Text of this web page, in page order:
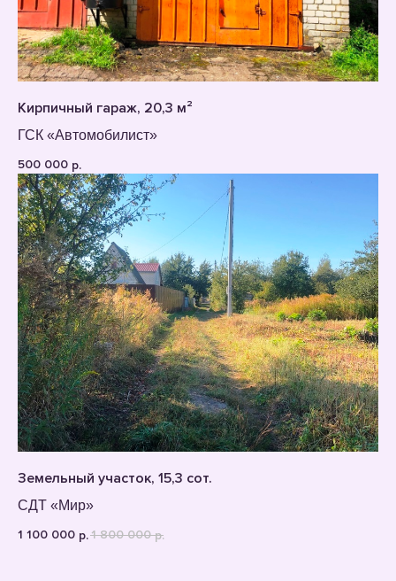
Кирпичный гараж, 20,3 м²
ГСК «Автомобилист»
500 000 р.
Земельный участок, 15,3 сот.
СДТ «Мир»
1 100 000 р.1 800 000 р.